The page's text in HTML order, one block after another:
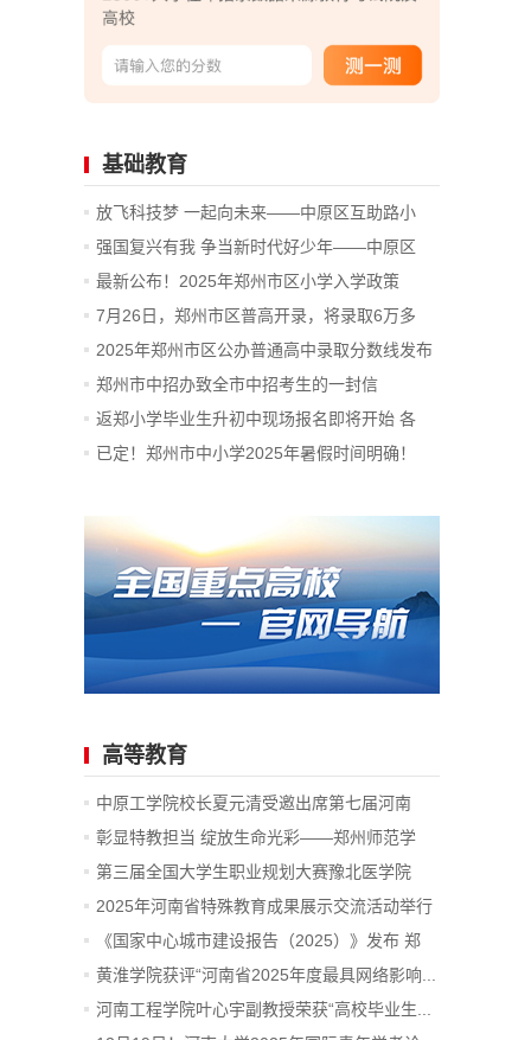
基础教育
放飞科技梦 一起向未来——中原区互助路小
学...
强国复兴有我 争当新时代好少年——中原区
互...
最新公布！2025年郑州市区小学入学政策
7月26日，郑州市区普高开录，将录取6万多
人！
2025年郑州市区公办普通高中录取分数线发布
郑州市中招办致全市中招考生的一封信
返郑小学毕业生升初中现场报名即将开始 各
区...
已定！郑州市中小学2025年暑假时间明确！
高等教育
中原工学院校长夏元清受邀出席第七届河南
创...
彰显特教担当 绽放生命光彩——郑州师范学
院...
第三届全国大学生职业规划大赛豫北医学院
校...
2025年河南省特殊教育成果展示交流活动举行
《国家中心城市建设报告（2025）》发布 郑
州...
黄淮学院获评“河南省2025年度最具网络影响...
河南工程学院叶心宇副教授荣获“高校毕业生...